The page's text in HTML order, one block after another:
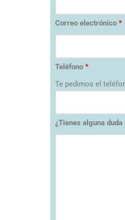
Correo electrónico *
Teléfono *
Te pedimos el
¿Tienes alguna